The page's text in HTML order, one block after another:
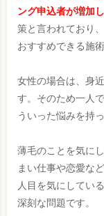
ング申込者が増加し
策と言われており
おすすめできる施術
女性の場合は、身
す。そのため一人
ういった悩みを持
薄毛のことを気に
まい仕事や恋愛な
人目を気にしてい
深刻な問題です。